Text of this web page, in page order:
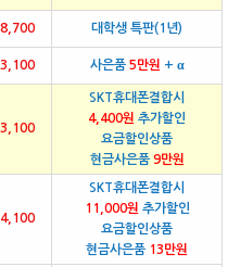
대학생 특판(1년)
사은품 5만원 + α
SKT휴대폰결합시
4,400원 추가할인
요금할인상품
현금사은품 9만원
SKT휴대폰결합시
11,000원 추가할인
요금할인상품
현금사은품 13만원